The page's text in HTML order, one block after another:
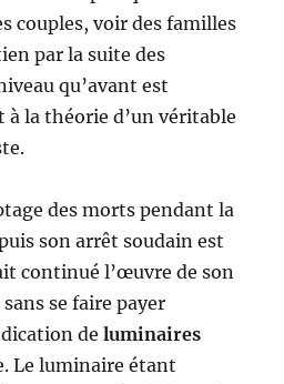
couples, voir des familles
par la suite des
qu’avant est
la théorie d’un véritable
des morts pendant la
son arrêt soudain est
continué l’œuvre de son
se faire payer
deluminaires
Le luminaire étant